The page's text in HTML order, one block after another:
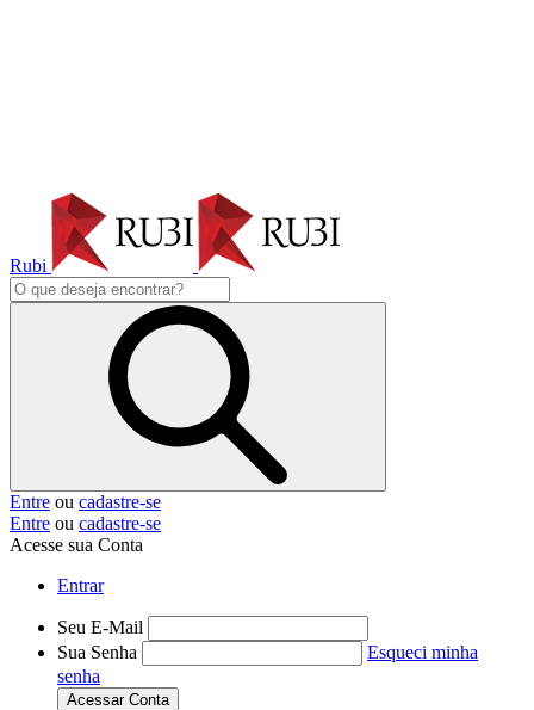
Rubi
Entre ou cadastre-se
Entre ou cadastre-se
Acesse sua Conta
Entrar
Seu E-Mail
Sua Senha
Esqueci minha
senha
Acessar Conta